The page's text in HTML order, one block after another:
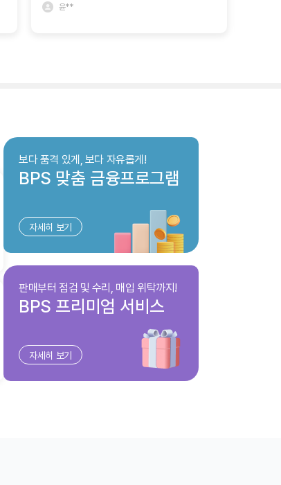
니고 sk엔카로도 많이 보다가 너무 맘에 드는차
을 주셔서 차량을 바로 보러갔습니다. 상담은 두
무 잘해주시기도 하시고 차 외관 내관 깔끔한걸
중요하게보는데도 하나하나 친절하게 설명해주
는거에 감동받기도하였고 박정열 매니저님같은
정열 매니저님에게 적극 추천할겁니다. 그 외에
도 사소한거 하나하나 질문에 다 친히 대답해주
시고 정말 감사하다는 말 밖에 안나오네요! 신경
윤**
보다 품격 있게, 보다 자유롭게!
BPS 맞춤 금융프로그램
자세히 보기
판매부터 점검 및 수리, 매입 위탁까지!
BPS 프리미엄 서비스
자세히 보기